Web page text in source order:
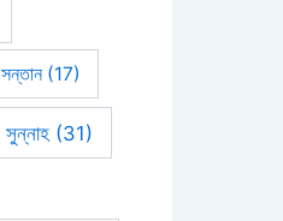
সন্তান(17)
সুন্নাহ(31)